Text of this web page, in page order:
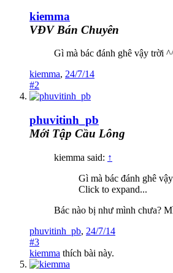
kiemma
VĐV Bán Chuyên
Gì mà bác đánh ghê vậy trời
kiemma, 24/7/14
#2
phuvitinh_pb
Mới Tập Cầu Lông
kiemma said: ↑
Gì mà bác đánh ghê
Click to expand...
Bác nào bị như mình chưa?
phuvitinh_pb, 24/7/14
#3
kiemma thích bài này.